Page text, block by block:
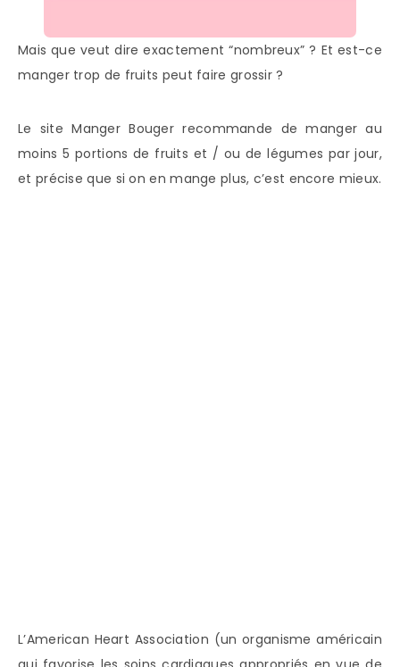
Mais que veut dire exactement “nombreux” ? Et est-ce
manger trop de fruits peut faire grossir ?
Le site Manger Bouger recommande de manger au
moins 5 portions de fruits et / ou de légumes par jour,
et précise que si on en mange plus, c’est encore mieux.
L’American Heart Association (un organisme américain